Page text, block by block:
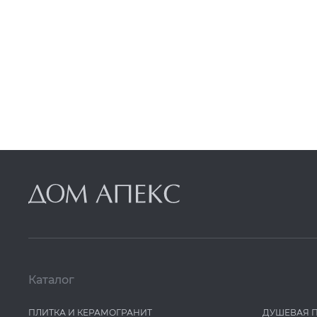
Ideal Standard
Iris
Каталог
ПЛИТКА И КЕРАМОГРАНИТ ДУШЕВАЯ